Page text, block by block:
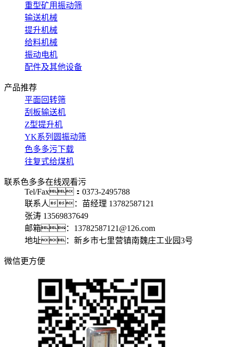
重型矿用振动筛
输送机械
提升机械
给料机械
振动电机
配件及其他设备
产品推荐
平面回转筛
刮板输送机
Z型提升机
YK系列圆振动筛
色多多污下载
往复式给煤机
联系色多多在线观看污
Tel/Fax：0373-2495788
联系人：苗经理 13782587121
张涛 13569837649
邮箱：13782587121@126.com
地址：新乡市七里营镇南魏庄工业园3号
微信更方便